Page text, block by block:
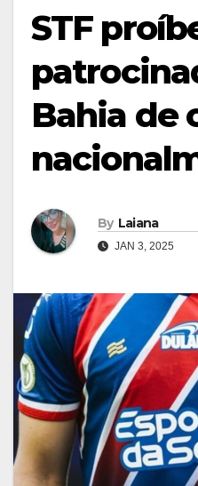
STF
Bahia de
By Laiana
JAN 3, 2025